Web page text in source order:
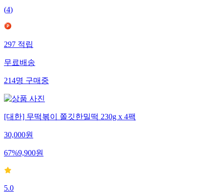
(4)
297 적립
무료배송
214명 구매중
[대한] 무떡볶이 쫄깃한밀떡 230g x 4팩
30,000원
67%9,900원
5.0